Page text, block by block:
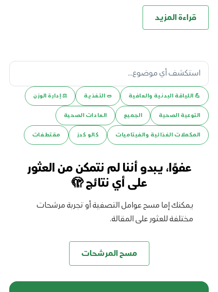
قراءة المزيد
💪️ اللياقة البدنية والعافية 🥗 التغذية ⚖️ إدارة الوزن
التوعية الصحية الجميع العادات الصحية
المكملات الغذائية والفيتاميات كالو كدز مقتطفات
عفوًا، يبدو أننا لم نتمكن من العثور
على أي نتائج 🫣
يمكنك إما مسح عوامل التصفية أو تجربة مرشحات
مختلفة للعثور على المقالة.
مسح المرشحات